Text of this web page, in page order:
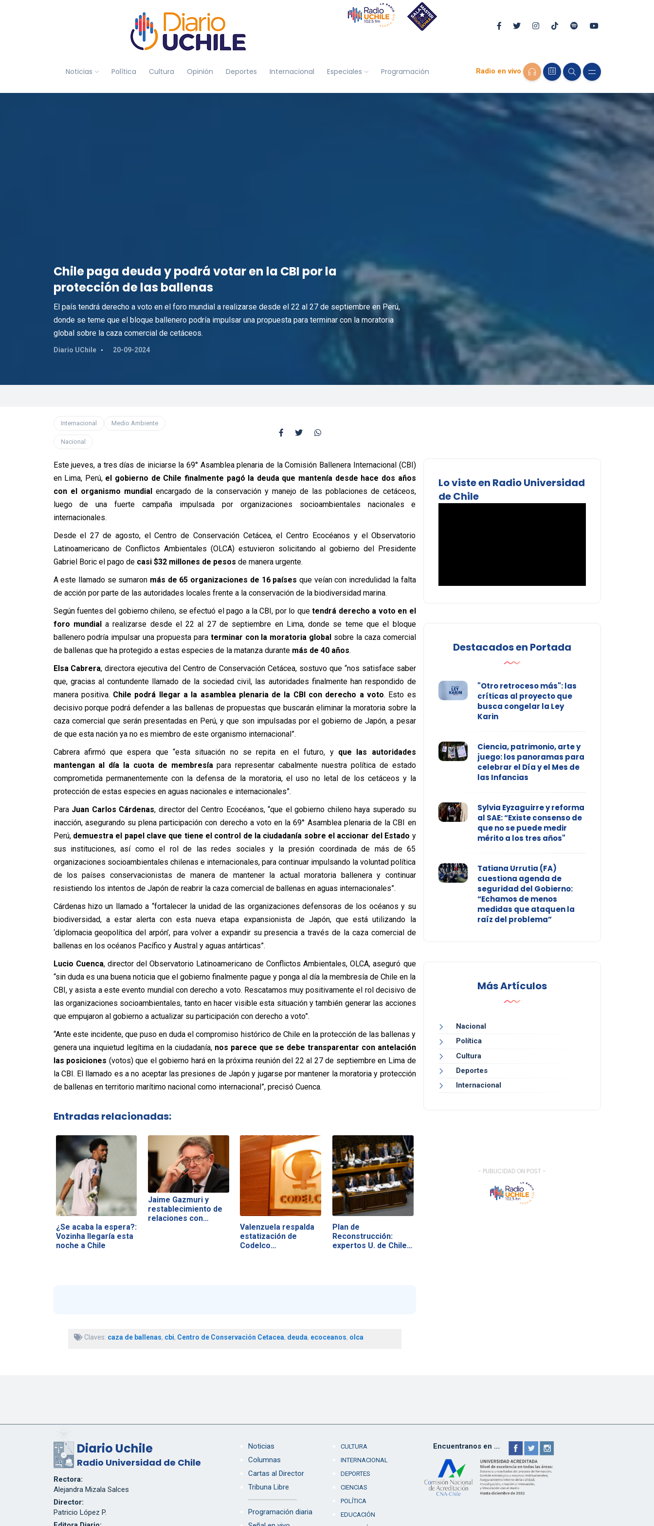
Noticias Política Cultura Opinión Deportes Internacional Especiales Programación Radio en vivo
Chile paga deuda y podrá votar en la CBI por la
protección de las ballenas
El país tendrá derecho a voto en el foro mundial a realizarse desde el 22 al 27 de septiembre en Perú,
donde se teme que el bloque ballenero podría impulsar una propuesta para terminar con la moratoria
global sobre la caza comercial de cetáceos.
Diario UChile 20-09-2024
Internacional Medio Ambiente
Nacional
Este jueves, a tres días de iniciarse la 69° Asamblea plenaria de la Comisión Ballenera Internacional (CBI)
en Lima, Perú,el gobierno de Chile finalmente pagó la deuda que mantenía desde hace dos años
con el organismo mundialencargado de la conservación y manejo de las poblaciones de cetáceos,
luego de una fuerte campaña impulsada por organizaciones socioambientales nacionales e
internacionales.
Desde el 27 de agosto, el Centro de Conservación Cetácea, el Centro Ecocéanos y el Observatorio
Latinoamericano de Conflictos Ambientales (OLCA) estuvieron solicitando al gobierno del Presidente
Gabriel Boric el pago de casi $32 millones de pesos de manera urgente.
A este llamado se sumaron más de 65 organizaciones de 16 países que veían con incredulidad la falta
de acción por parte de las autoridades locales frente a la conservación de la biodiversidad marina.
Según fuentes del gobierno chileno, se efectuó el pago a la CBI, por lo quetendrá derecho a voto en el
foro mundiala realizarse desde el 22 al 27 de septiembre en Lima, donde se teme que el bloque
ballenero podría impulsar una propuesta para terminar con la moratoria global sobre la caza comercial
de ballenas que ha protegido a estas especies de la matanza durante más de 40 años.
Elsa Cabrera, directora ejecutiva del Centro de Conservación Cetácea, sostuvo que “nos satisface saber
que, gracias al contundente llamado de la sociedad civil, las autoridades finalmente han respondido de
manera positiva. Chile podrá llegar a la asamblea plenaria de la CBI con derecho a voto. Esto es
decisivo porque podrá defender a las ballenas de propuestas que buscarán eliminar la moratoria sobre la
caza comercial que serán presentadas en Perú, y que son impulsadas por el gobierno de Japón, a pesar
de que esta nación ya no es miembro de este organismo internacional”.
Cabrera afirmó que espera que “esta situación no se repita en el futuro, yque las autoridades
mantengan al día la cuota de membresíapara representar cabalmente nuestra política de estado
comprometida permanentemente con la defensa de la moratoria, el uso no letal de los cetáceos y la
protección de estas especies en aguas nacionales e internacionales”.
Para Juan Carlos Cárdenas, director del Centro Ecocéanos, “que el gobierno chileno haya superado su
inacción, asegurando su plena participación con derecho a voto en la 69° Asamblea plenaria de la CBI en
Perú, demuestra el papel clave que tiene el control de la ciudadanía sobre el accionar del Estado y
sus instituciones, así como el rol de las redes sociales y la presión coordinada de más de 65
organizaciones socioambientales chilenas e internacionales, para continuar impulsando la voluntad política
de los países conservacionistas de manera de mantener la actual moratoria ballenera y continuar
resistiendo los intentos de Japón de reabrir la caza comercial de ballenas en aguas internacionales”.
Cárdenas hizo un llamado a “fortalecer la unidad de las organizaciones defensoras de los océanos y su
biodiversidad, a estar alerta con esta nueva etapa expansionista de Japón, que está utilizando la
‘diplomacia geopolítica del arpón’, para volver a expandir su presencia a través de la caza comercial de
ballenas en los océanos Pacífico y Austral y aguas antárticas”.
Lucio Cuenca, director del Observatorio Latinoamericano de Conflictos Ambientales, OLCA, aseguró que
“sin duda es una buena noticia que el gobierno finalmente pague y ponga al día la membresía de Chile en la
CBI, y asista a este evento mundial con derecho a voto. Rescatamos muy positivamente el rol decisivo de
las organizaciones socioambientales, tanto en hacer visible esta situación y también generar las acciones
que empujaron al gobierno a actualizar su participación con derecho a voto”.
“Ante este incidente, que puso en duda el compromiso histórico de Chile en la protección de las ballenas y
genera una inquietud legítima en la ciudadanía, nos parece que se debe transparentar con antelación
las posiciones (votos) que el gobierno hará en la próxima reunión del 22 al 27 de septiembre en Lima de
la CBI. El llamado es a no aceptar las presiones de Japón y jugarse por mantener la moratoria y protección
de ballenas en territorio marítimo nacional como internacional”, precisó Cuenca.
Entradas relacionadas:
¿Se acaba la espera?:
Vozinha llegaría esta
noche a Chile
Jaime Gazmuri y
restablecimiento de
relaciones con…
Valenzuela respalda
estatización de
Codelco…
Plan de
Reconstrucción:
expertos U. de Chile…
Claves: caza de ballenas, cbi, Centro de Conservación Cetacea, deuda, ecoceanos, olca
Lo viste en Radio Universidad
de Chile
Destacados en Portada
"Otro retroceso más": las
críticas al proyecto que
busca congelar la Ley
Karin
Ciencia, patrimonio, arte y
juego: los panoramas para
celebrar el Día y el Mes de
las Infancias
Sylvia Eyzaguirre y reforma
al SAE: “Existe consenso de
que no se puede medir
mérito a los tres años"
Tatiana Urrutia (FA)
cuestiona agenda de
seguridad del Gobierno:
“Echamos de menos
medidas que ataquen la
raíz del problema”
Más Artículos
Nacional
Política
Cultura
Deportes
Internacional
- PUBLICIDAD ON POST -
Diario Uchile
Radio Universidad de Chile
Rectora:
Alejandra Mizala Salces
Director:
Patricio López P.
Noticias
Columnas
Cartas al Director
Tribuna Libre
Programación diaria
CULTURA
INTERNACIONAL
DEPORTES
CIENCIAS
POLÍTICA
EDUCACIÓN
Encuentranos en ...